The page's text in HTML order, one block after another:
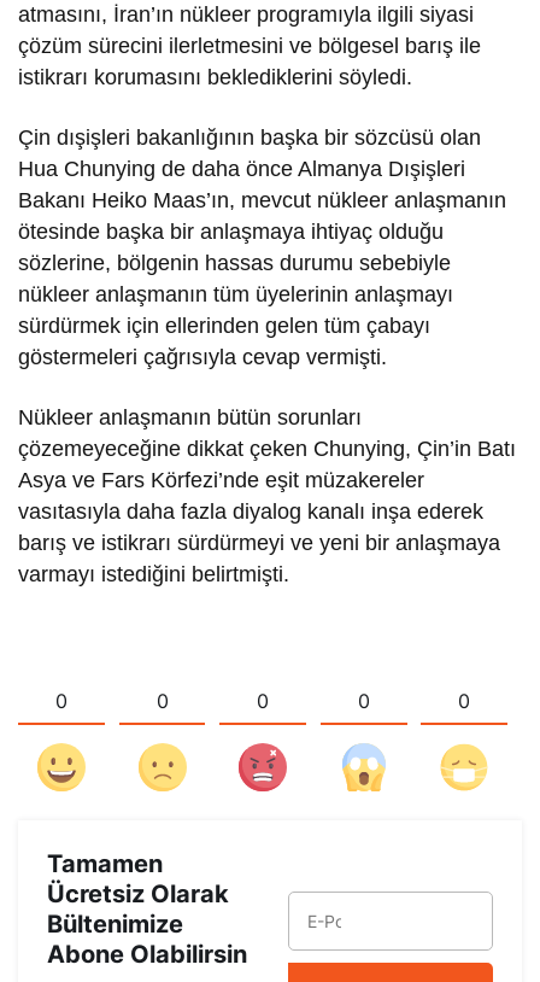
atmasını, İran’ın nükleer programıyla ilgili siyasi
çözüm sürecini ilerletmesini ve bölgesel barış ile
istikrarı korumasını beklediklerini söyledi.
Çin dışişleri bakanlığının başka bir sözcüsü olan
Hua Chunying de daha önce Almanya Dışişleri
Bakanı Heiko Maas’ın, mevcut nükleer anlaşmanın
ötesinde başka bir anlaşmaya ihtiyaç olduğu
sözlerine, bölgenin hassas durumu sebebiyle
nükleer anlaşmanın tüm üyelerinin anlaşmayı
sürdürmek için ellerinden gelen tüm çabayı
göstermeleri çağrısıyla cevap vermişti.
Nükleer anlaşmanın bütün sorunları
çözemeyeceğine dikkat çeken Chunying, Çin’in Batı
Asya ve Fars Körfezi’nde eşit müzakereler
vasıtasıyla daha fazla diyalog kanalı inşa ederek
barış ve istikrarı sürdürmeyi ve yeni bir anlaşmaya
varmayı istediğini belirtmişti.
0 0 0 0 0
Tamamen
Ücretsiz Olarak
Bültenimize
Abone Olabilirsin